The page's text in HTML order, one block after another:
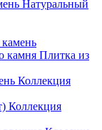
Натуральный
Плитка из
Коллекция
Коллекция